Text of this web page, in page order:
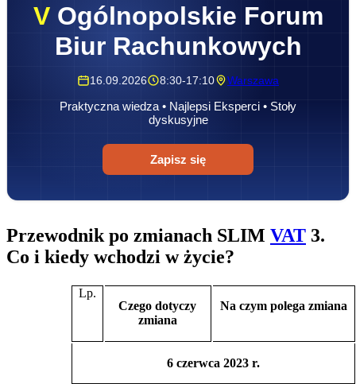
VOgólnopolskie Forum
Biur Rachunkowych
16.09.2026 8:30-17:10 Warszawa
Praktyczna wiedza • Najlepsi Eksperci • Stoły
dyskusyjne
Zapisz się
Przewodnik po zmianach SLIM VAT 3.
Co i kiedy wchodzi w życie?
Lp.
Czego dotyczy
zmiana
Na czym polega zmiana
6 czerwca 2023 r.